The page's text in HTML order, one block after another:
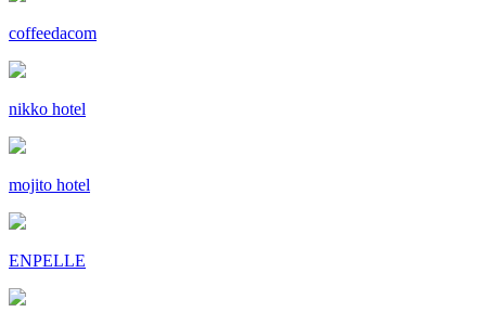
coffeedacom
nikko hotel
mojito hotel
ENPELLE